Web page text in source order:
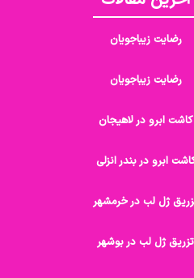
رضایت زیباجویان
رضایت زیباجویان
کاشت ابرو در لاهیجان
ابرو در بندر انزلی
ژل لب در خرمشهر
تزریق ژل لب در بوشهر